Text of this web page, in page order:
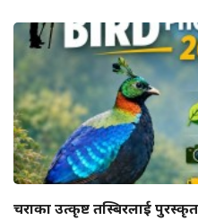
चराका उत्कृष्ट तस्बिरलाई